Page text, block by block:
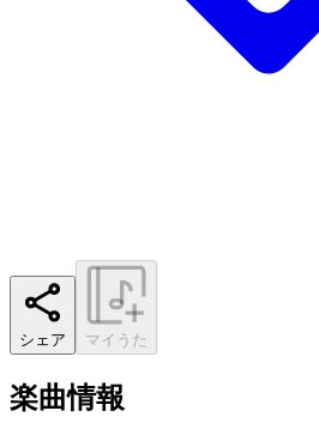
シェア マイうた
楽曲情報